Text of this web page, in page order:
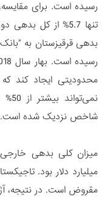
تنها 5.7% از کل
محدودیتی ایجاد کند
شاخص نزدیک شده است.